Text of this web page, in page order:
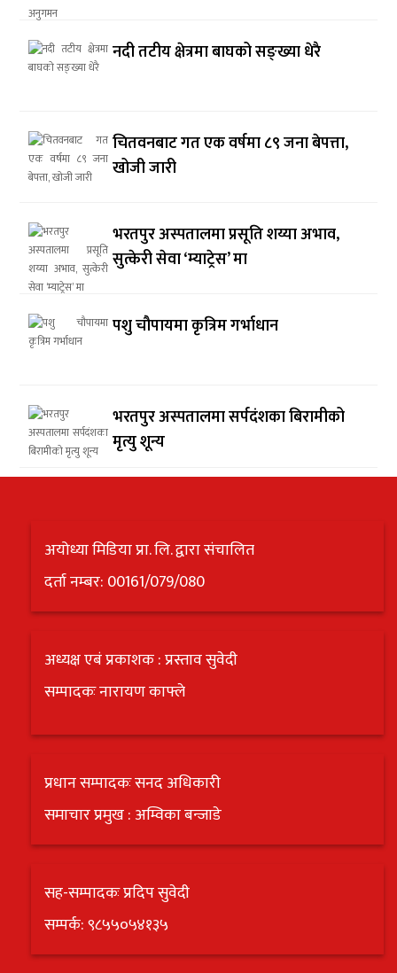
नदी तटीय क्षेत्रमा बाघको सङ्ख्या धेरै
चितवनबाट गत एक वर्षमा ८९ जना बेपत्ता,
खोजी जारी
भरतपुर अस्पतालमा प्रसूति शय्या अभाव,
सुत्केरी सेवा ‘म्याट्रेस’ मा
पशु चौपायमा कृत्रिम गर्भाधान
भरतपुर अस्पतालमा सर्पदंशका बिरामीको
मृत्यु शून्य
अयोध्या मिडिया प्रा. लि. द्वारा संचालित
दर्ता नम्बर: 00161/079/080
अध्यक्ष एबं प्रकाशक : प्रस्ताव सुवेदी
सम्पादकः नारायण काफ्ले
प्रधान सम्पादकः सनद अधिकारी
समाचार प्रमुख : अम्विका बन्जाडे
सह-सम्पादकः प्रदिप सुवेदी
सम्पर्क: ९८५५०५४१३५